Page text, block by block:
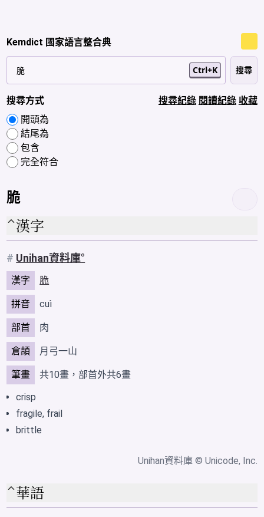
Kemdict 國家語言整合典
Ctrl+K
搜尋方式
開頭為
結尾為
包含
完全符合
搜尋紀錄 閱讀紀錄 收藏
脆
漢字
# Unihan資料庫
漢字 脆
拼音 cuì
部首 肉
倉頡 月弓一山
筆畫
共10畫，部首外共6畫
crisp
fragile, frail
brittle
Unihan資料庫 © Unicode, Inc.
華語